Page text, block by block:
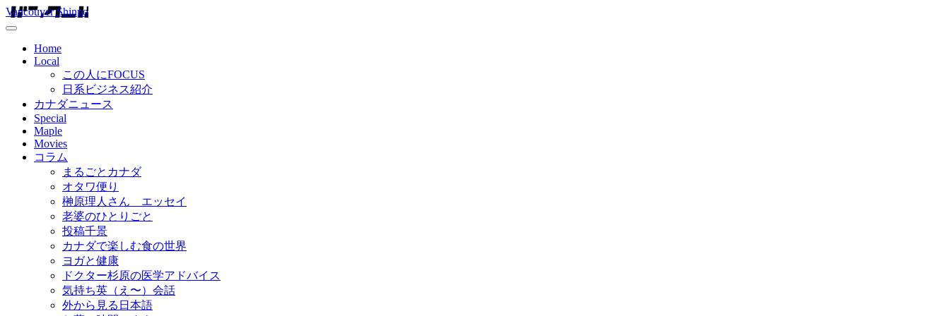
Vancouver Shinpo
Home
Local
この人にFOCUS
日系ビジネス紹介
カナダニュース
Special
Maple
Movies
コラム
まるごとカナダ
オタワ便り
榊原理人さん エッセイ
老婆のひとりごと
投稿千景
カナダで楽しむ食の世界
ヨガと健康
ドクター杉原の医学アドバイス
気持ち英（え〜）会話
外から見る日本語